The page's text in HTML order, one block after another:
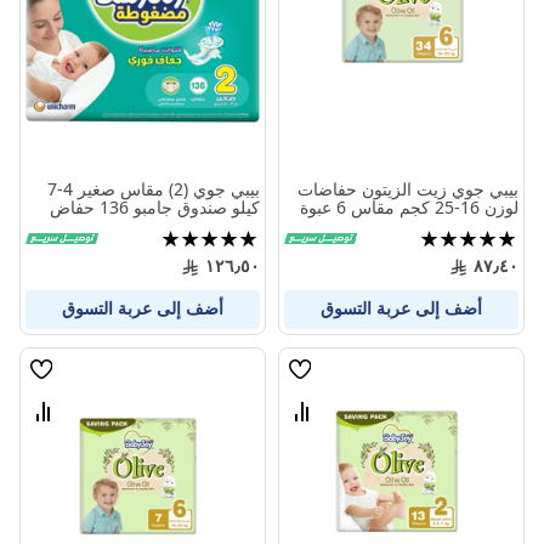
بيبي جوي زيت الزيتون حفاضات
لوزن 16-25 كجم مقاس 6 عبوة
كبيرة 34 حفاض
تقييم:
100%
٨٧٫٤٠
أضف إلى عربة التسوق
بيبي جوي (2) مقاس صغير 4-7
كيلو صندوق جامبو 136 حفاض
تقييم:
100%
١٢٦٫٥٠
أضف إلى عربة التسوق
قائمة
قارن
قائمة
قارن